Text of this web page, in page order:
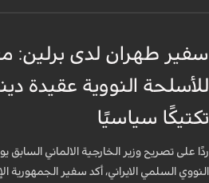
سفير طهران لدى برلين:
للأسلحة النووية عقيدة
تكتيكًا سياسيًا
ردًا على تصريح وزير الخارجية الالماني السابق
النووي السلمي الايراني، أكد سفير الجمهورية